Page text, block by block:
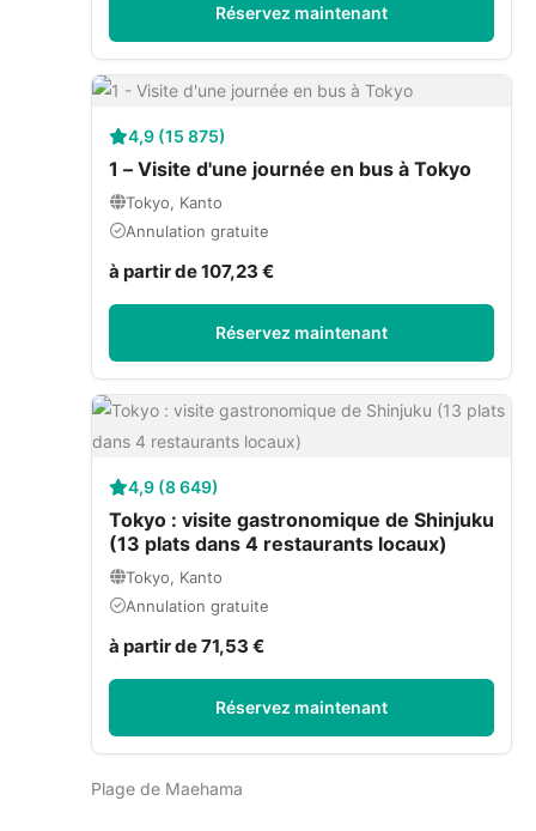
Réservez maintenant
4,9 (15 875)
1 – Visite d'une journée en bus à Tokyo
Tokyo, Kanto
Annulation gratuite
à partir de 107,23 €
Réservez maintenant
4,9 (8 649)
Tokyo : visite gastronomique de Shinjuku
(13 plats dans 4 restaurants locaux)
Tokyo, Kanto
Annulation gratuite
à partir de 71,53 €
Réservez maintenant
Plage de Maehama